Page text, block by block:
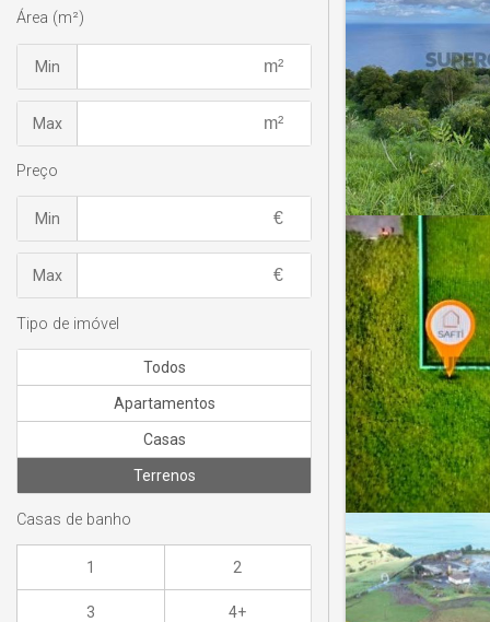
Área (m²)
Min
Max
Preço
Min
Max
Tipo de imóvel
Todos
Apartamentos
Casas
Terrenos
Casas de banho
1 2
3 4+